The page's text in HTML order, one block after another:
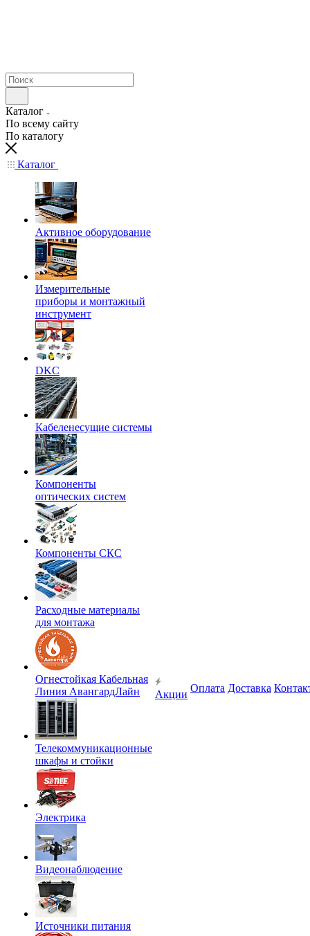
Каталог
По всему сайту
По каталогу
Каталог
Активное оборудование
Измерительные
приборы и монтажный
инструмент
DKC
Кабеленесущие системы
Компоненты
оптических систем
Компоненты СКС
Расходные материалы
для монтажа
Огнестойкая Кабельная
Линия АвангардЛайн
Телекоммуникационные
шкафы и стойки
Электрика
Видеонаблюдение
Источники питания
Акции
Оплата Доставка